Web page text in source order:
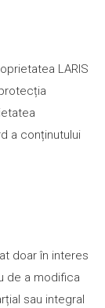
LARIS
a conținutului
doar în interes
de a modifica
sau integral